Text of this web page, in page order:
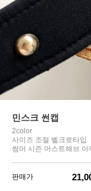
민스크 썬캡
2color
사이즈 조절 벨크로타입
썸머 시즌 머스트해브 아
판매가